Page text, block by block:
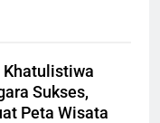
Khatulistiwa
Sukses,
Peta Wisata